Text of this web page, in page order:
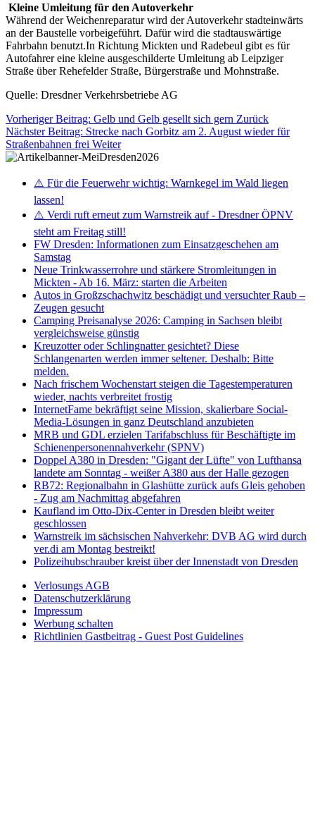
Kleine Umleitung für den Autoverkehr
Während der Weichenreparatur wird der Autoverkehr stadteinwärts
an der Baustelle vorbeigeführt. Dafür wird die stadtauswärtige
Fahrbahn benutzt.In Richtung Mickten und Radebeul gibt es für
Autofahrer eine kleine ausgeschilderte Umleitung ab Leipziger
Straße über Rehefelder Straße, Bürgerstraße und Mohnstraße.
Quelle: Dresdner Verkehrsbetriebe AG
Vorheriger Beitrag: Gelb und Gelb gesellt sich gern Zurück
Nächster Beitrag: Strecke nach Gorbitz am 2. August wieder für
Straßenbahnen frei Weiter
⚠️ Für die Feuerwehr wichtig: Warnkegel im Wald liegen
lassen!
⚠️ Verdi ruft erneut zum Warnstreik auf - Dresdner ÖPNV
steht am Freitag still!
FW Dresden: Informationen zum Einsatzgeschehen am
Samstag
Neue Trinkwasserrohre und stärkere Stromleitungen in
Mickten - Ab 16. März: starten die Arbeiten
Autos in Großzschachwitz beschädigt und versuchter Raub –
Zeugen gesucht
Camping Preisanalyse 2026: Camping in Sachsen bleibt
vergleichsweise günstig
Kreuzotter oder Schlingnatter gesichtet? Diese
Schlangenarten werden immer seltener. Deshalb: Bitte
melden.
Nach frischem Wochenstart steigen die Tagestemperaturen
wieder, nachts verbreitet frostig
InternetFame bekräftigt seine Mission, skalierbare Social-
Media-Lösungen in ganz Deutschland anzubieten
MRB und GDL erzielen Tarifabschluss für Beschäftigte im
Schienenpersonennahverkehr (SPNV)
Doppel A380 in Dresden: "Gigant der Lüfte" von Lufthansa
landete am Sonntag - weißer A380 aus der Halle gezogen
RB72: Regionalbahn in Glashütte zurück aufs Gleis gehoben
- Zug am Nachmittag abgefahren
Kaufland im Otto-Dix-Center in Dresden bleibt weiter
geschlossen
Warnstreik im sächsischen Nahverkehr: DVB AG wird durch
ver.di am Montag bestreikt!
Polizeihubschrauber kreist über der Innenstadt von Dresden
Verlosungs AGB
Datenschutzerklärung
Impressum
Werbung schalten
Richtlinien Gastbeitrag - Guest Post Guidelines